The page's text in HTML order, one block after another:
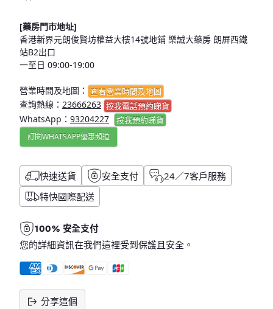
[藥房門市地址]
香港新界元朗俊賢坊權益大樓14號地鋪 樂誠大藥房 朗屏西鐵
站B2出口
一至日 09:00-19:00
營業時間及地圖： 查看營業時間及地圖
查詢熱線： 23666263 按我電話預約睇貨
WhatsApp： 93204227 按我預約睇貨
訂閱WHATSAPP優惠頻道
快速送貨 安全支付
24／7客戶服務
特快國際配送
100% 安全支付
您的詳細資訊在我們這裡受到保護且安全。
分享這個